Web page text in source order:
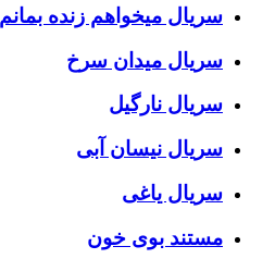
سریال میخواهم زنده بمانم
سریال میدان سرخ
سریال نارگیل
سریال نیسان آبی
سریال یاغی
مستند بوی خون